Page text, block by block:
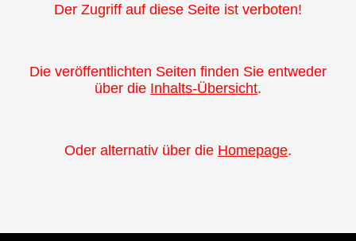
Der Zugriff auf diese Seite ist verboten!
Die veröffentlichten Seiten finden Sie entweder
über die Inhalts-Übersicht.
Oder alternativ über die Homepage.